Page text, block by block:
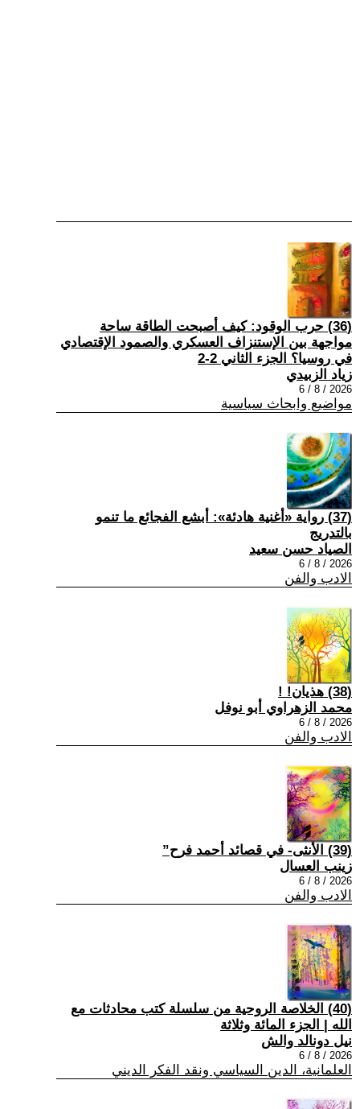
(36) حرب الوقود: كيف أصبحت الطاقة ساحة
مواجهة بين الإستنزاف العسكري والصمود الإقتصادي
في روسيا؟ الجزء الثاني 2-2
زياد الزبيدي
2026 / 8 / 6
مواضيع وابحاث سياسية
(37) رواية «أغنية هادئة»: أبشع الفجائع ما تنمو
بالتدريج
الصياد حسن سعيد
2026 / 8 / 6
الادب والفن
(38) هذيان! !
محمد الزهراوي أبو نوفل
2026 / 8 / 6
الادب والفن
(39) الأنثى- في قصائد أحمد فرح”
زينب العسال
2026 / 8 / 6
الادب والفن
(40) الخلاصة الروحية من سلسلة كتب محادثات مع
الله | الجزء المائة وثلاثة
نيل دونالد والش
2026 / 8 / 6
العلمانية، الدين السياسي ونقد الفكر الديني